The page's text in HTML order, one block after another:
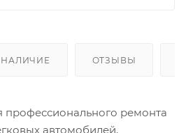
НАЛИЧИЕ ОТЗЫВЫ
профессионального ремонта
автомобилей,